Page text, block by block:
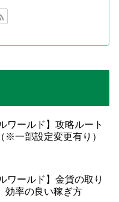
ワールド】攻略ルート
※一部設定変更有り）
ワールド】金貨の取り
効率の良い稼ぎ方